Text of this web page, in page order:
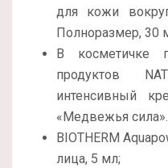
для кожи
Полноразмер, 30
В косметичке
продуктов
интенсивный
«Медвежья
BIOTHERM
лица, 5 мл;